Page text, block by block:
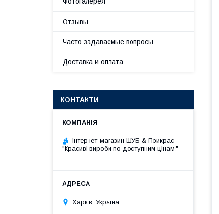
Отзывы
Часто задаваемые вопросы
Доставка и оплата
КОНТАКТИ
Інтернет-магазин ШУБ & Прикрас
"Красиві вироби по доступним цінам!"
Харків, Україна